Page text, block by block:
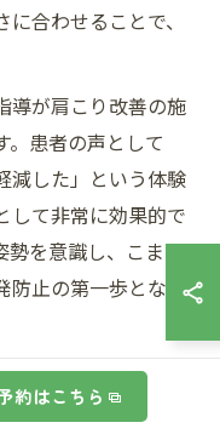
合わせることで、
導が肩こり改善の施
。患者の声として
減した」という体験
して非常に効果的で
勢を意識し、こまめ
防止の第一歩となり
ムの整え方
約はこちら